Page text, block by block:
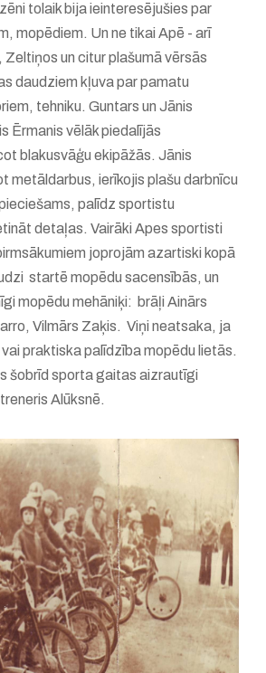
tolaik bija ieinteresējušies par
mopēdiem. Un ne tikai Apē - arī
Zeltiņos un citur plašumā vērsās
daudziem kļuva par pamatu
tehniku. Guntars un Jānis
Ērmanis vēlāk piedalījās
blakusvāģu ekipāžās. Jānis
metāldarbus, ierīkojis plašu darbnīcu
palīdz sportistu
detaļas. Vairāki Apes sportisti
joprojām azartiski kopā
startē mopēdu sacensībās, un
mopēdu mehāniķi: brāļi Ainārs
Vilmārs Zaķis. Viņi neatsaka, ja
praktiska palīdzība mopēdu lietās.
šobrīd sporta gaitas aizrautīgi
Alūksnē.